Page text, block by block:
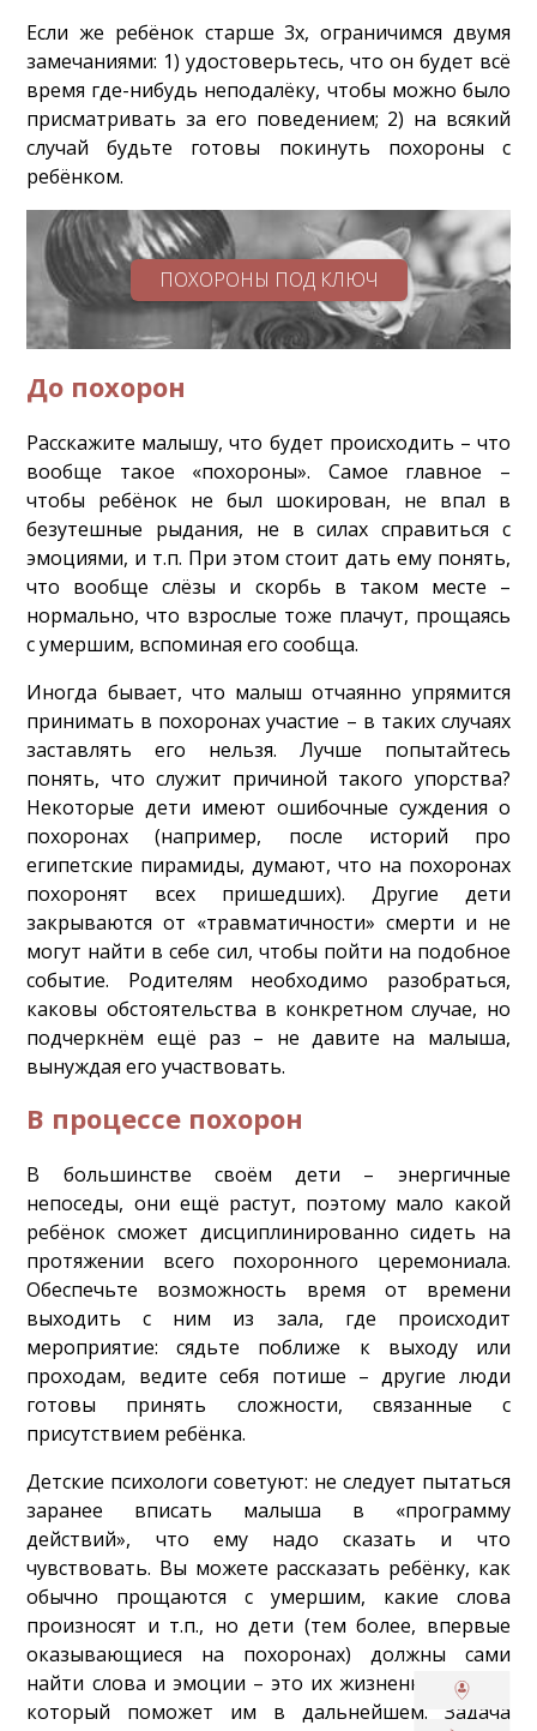
Если же ребёнок старше 3х, ограничимся двумя
замечаниями: 1) удостоверьтесь, что он будет всё
время где-нибудь неподалёку, чтобы можно было
присматривать за его поведением; 2) на всякий
случай будьте готовы покинуть похороны с
ребёнком.
ПОХОРОНЫ ПОД КЛЮЧ
До похорон
Расскажите малышу, что будет происходить – что
вообще такое «похороны». Самое главное –
чтобы ребёнок не был шокирован, не впал в
безутешные рыдания, не в силах справиться с
эмоциями, и т.п. При этом стоит дать ему понять,
что вообще слёзы и скорбь в таком месте –
нормально, что взрослые тоже плачут, прощаясь
с умершим, вспоминая его сообща.
Иногда бывает, что малыш отчаянно упрямится
принимать в похоронах участие – в таких случаях
заставлять его нельзя. Лучше попытайтесь
понять, что служит причиной такого упорства?
Некоторые дети имеют ошибочные суждения о
похоронах (например, после историй про
египетские пирамиды, думают, что на похоронах
похоронят всех пришедших). Другие дети
закрываются от «травматичности» смерти и не
могут найти в себе сил, чтобы пойти на подобное
событие. Родителям необходимо разобраться,
каковы обстоятельства в конкретном случае, но
подчеркнём ещё раз – не давите на малыша,
вынуждая его участвовать.
В процессе похорон
В большинстве своём дети – энергичные
непоседы, они ещё растут, поэтому мало какой
ребёнок сможет дисциплинированно сидеть на
протяжении всего похоронного церемониала.
Обеспечьте возможность время от времени
выходить с ним из зала, где происходит
мероприятие: сядьте поближе к выходу или
проходам, ведите себя потише – другие люди
готовы принять сложности, связанные с
присутствием ребёнка.
Детские психологи советуют: не следует пытаться
заранее вписать малыша в «программу
действий», что ему надо сказать и что
чувствовать. Вы можете рассказать ребёнку, как
обычно прощаются с умершим, какие слова
произносят и т.п., но дети (тем более, впервые
оказывающиеся на похоронах) должны сами
найти слова и эмоции – это их жизненный опыт,
который поможет им в дальнейшем. Задача